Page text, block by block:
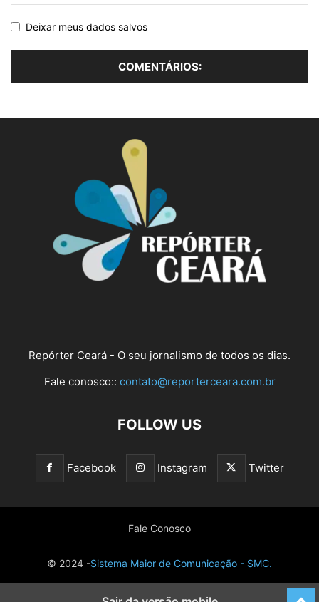
Deixar meus dados salvos
Repórter Ceará - O seu jornalismo de todos os dias.
Fale conosco:: contato@reporterceara.com.br
FOLLOW US
Facebook Instagram Twitter
Fale Conosco
© 2024 -Sistema Maior de Comunicação - SMC.